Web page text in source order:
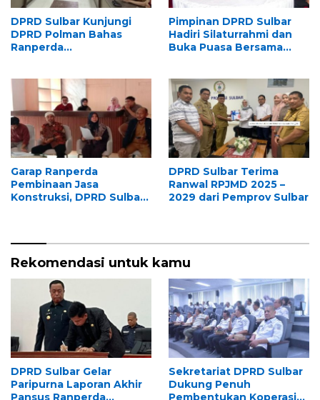
DPRD Sulbar Kunjungi
DPRD Polman Bahas
Ranperda
Pimpinan DPRD Sulbar
Hadiri Silaturrahmi dan
Buka Puasa Bersama
Garap Ranperda
Pembinaan Jasa
Konstruksi, DPRD Sulbar
DPRD Sulbar Terima
Ranwal RPJMD 2025 –
2029 dari Pemprov Sulbar
Rekomendasi untuk kamu
DPRD Sulbar Gelar
Paripurna Laporan Akhir
Pansus Ranperda
Sekretariat DPRD Sulbar
Dukung Penuh
Pembentukan Koperasi